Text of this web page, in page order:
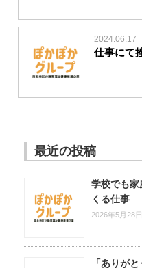
2024.06.17
仕事にて
最近の投稿
学校でも家
くる仕事
2026年5月28日
「ありが